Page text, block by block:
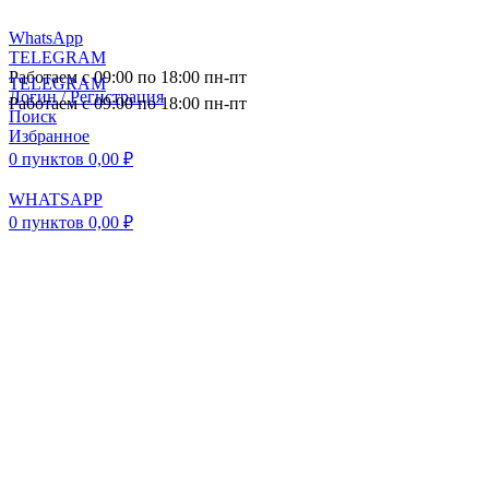
WhatsApp
TELEGRAM
Работаем с 09:00 по 18:00 пн-пт
Логин / Регистрация
Поиск
Избранное
0 пунктов 0,00 ₽
WHATSAPP
0 пунктов 0,00 ₽
TELEGRAM
Работаем с 09:00 по 18:00 пн-пт